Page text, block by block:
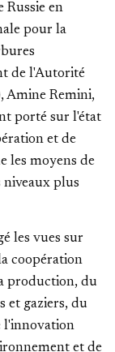
Russie en
pour la
de l'Autorité
Amine Remini,
porté sur l'état
et de
les moyens de
niveaux plus
les vues sur
coopération
production, du
et gaziers, du
l'innovation
et de